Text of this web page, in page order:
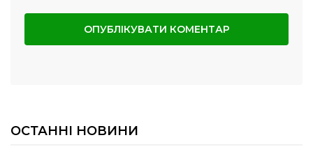
ОСТАННІ НОВИНИ